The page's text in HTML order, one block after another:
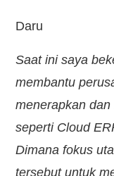
Daru
Saat ini saya
membantu
menerapkan
seperti Cloud
Dimana fokus
tersebut untuk